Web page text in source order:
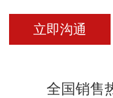
立即沟通
全国销售